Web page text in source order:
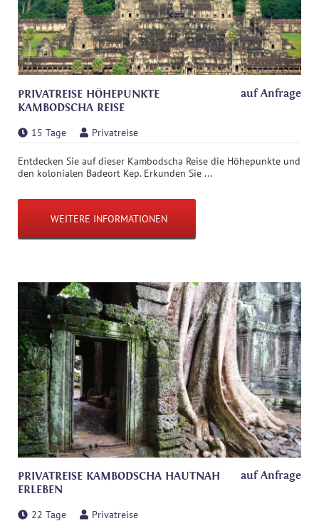
PRIVATREISE HÖHEPUNKTE
KAMBODSCHA REISE
auf Anfrage
15 Tage Privatreise
Entdecken Sie auf dieser Kambodscha Reise die Höhepunkte und
den kolonialen Badeort Kep. Erkunden Sie ...
WEITERE INFORMATIONEN
PRIVATREISE KAMBODSCHA HAUTNAH
ERLEBEN
auf Anfrage
22 Tage Privatreise